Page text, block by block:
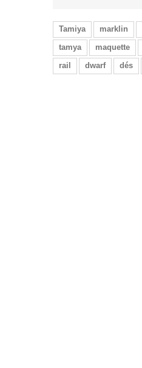
Tamiya marklin
tamya
maquette
rail
dwarf dés